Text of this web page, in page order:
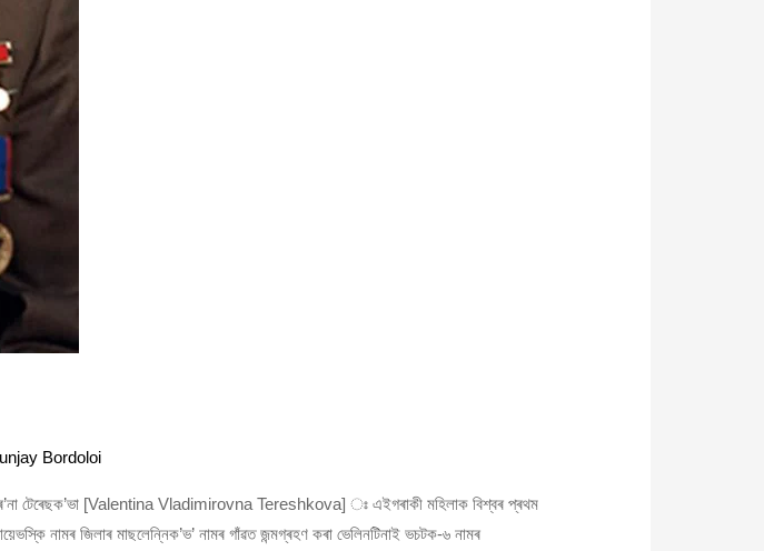
Bordoloi
টেৰেছক’ভা [Valentina Vladimirovna Tereshkova] ঃ এইগৰাকী মহিলাক বিশ্বৰ প্ৰথম
নামৰ জিলাৰ মাছলেন্নিক’ভ’ নামৰ গাঁৱত জন্মগ্ৰহণ কৰা ভেলিনটিনাই ভচটক-৬ নামৰ